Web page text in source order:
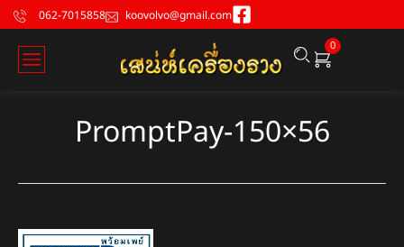
062-7015858 koovolvo@gmail.com
0
PromptPay-150×56